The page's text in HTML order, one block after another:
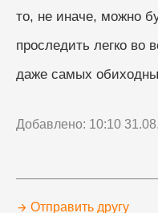
то, не иначе, можно
проследить легко во
даже самых
Добавлено: 10:10
Отправить другу